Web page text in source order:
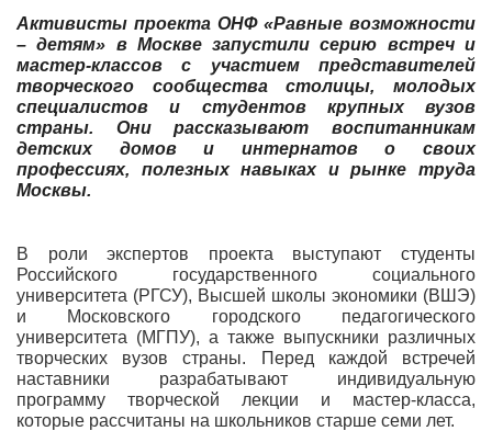
Активисты проекта ОНФ «Равные возможности
– детям» в Москве запустили серию встреч и
мастер-классов с участием представителей
творческого сообщества столицы, молодых
специалистов и студентов крупных вузов
страны. Они рассказывают воспитанникам
детских домов и интернатов о своих
профессиях, полезных навыках и рынке труда
Москвы.
В роли экспертов проекта выступают студенты
Российского государственного социального
университета (РГСУ), Высшей школы экономики (ВШЭ)
и Московского городского педагогического
университета (МГПУ), а также выпускники различных
творческих вузов страны. Перед каждой встречей
наставники разрабатывают индивидуальную
программу творческой лекции и мастер-класса,
которые рассчитаны на школьников старше семи лет.